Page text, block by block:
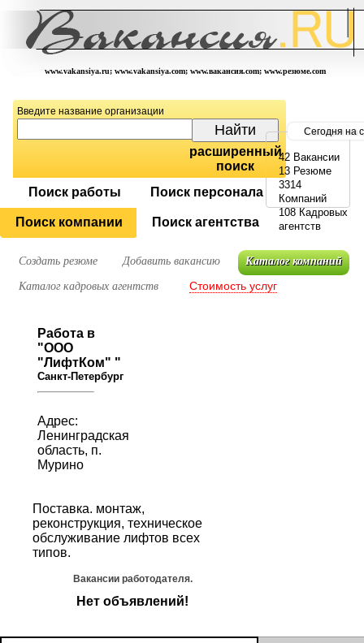
www.vakansiya.ru; www.vakansiya.com; www.вакансия.com; www.резюме.com
Введите название организации
расширенный
поиск
Поиск работы
Поиск персонала
Поиск компании Поиск агентства
Сегодня на
42 Вакансии
13 Резюме
3314
Компаний
108 Кадровых
агентств
Создать резюме Добавить вакансию Каталог компаний
Каталог кадровых агентств Стоимость услуг
Работа в
"ООО
"ЛифтКом" "
Санкт-Петербург
Адрес:
Ленинградская
область, п.
Мурино
Поставка. монтаж,
реконструкция, техническое
обслуживание лифтов всех
типов.
Вакансии работодателя.
Нет объявлений!